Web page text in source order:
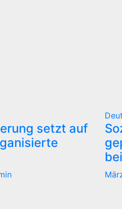
setzt auf